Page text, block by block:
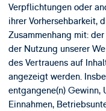
Verpflichtungen oder
ihrer Vorhersehbarkeit,
Zusammenhang mit:
der Nutzung unserer
des Vertrauens auf
angezeigt werden.
entgangene(n) Gewinn,
Einnahmen,